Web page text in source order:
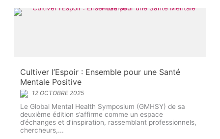
Cultiver l’Espoir : Ensemble pour une Santé
Mentale Positive
12 OCTOBRE 2025
Le Global Mental Health Symposium (GMHSY) de sa
deuxième édition s’affirme comme un espace
d’échanges et d’inspiration, rassemblant professionnels,
chercheurs,...